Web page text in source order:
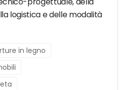
logistica e delle modalità
in legno